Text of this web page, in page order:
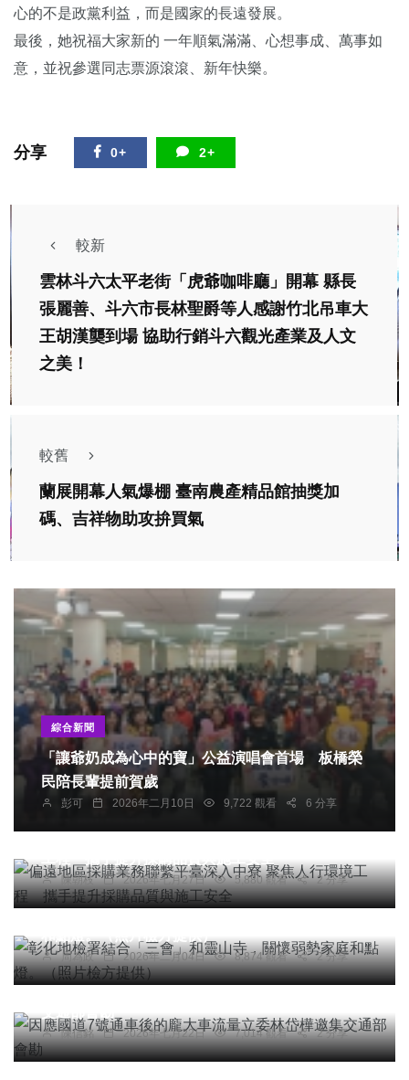
心的不是政黨利益，而是國家的長遠發展。
最後，她祝福大家新的 一年順氣滿滿、心想事成、萬事如
意，並祝參選同志票源滾滾、新年快樂。
分享 0+ 2+
較新
雲林斗六太平老街「虎爺咖啡廳」開幕 縣長
張麗善、斗六市長林聖爵等人感謝竹北吊車大
王胡漢龑到場 協助行銷斗六觀光產業及人文
之美！
較舊
蘭展開幕人氣爆棚 臺南農產精品館抽獎加
碼、吉祥物助攻拚買氣
綜合新聞
「讓爺奶成為心中的寶」公益演唱會首場 板橋榮
民陪長輩提前賀歲
彭可 2026年二月10日 9,722 觀看 6 分享
綜合新聞
偏遠地區採購業務聯繫平臺深入中寮 聚焦人行環境
陳朝枝 2026年七月27日 5,880 觀看 2 分享
社會 綜合新聞 健康 文教
彰化地檢署結合「三會」和靈山寺，關懷弱勢家庭
周為政 2026年二月04日 8,874 觀看 2 分享
綜合新聞
因應國道7號通車後的龐大車流量立委林岱樺邀集
陳信銘 2026年七月22日 7,014 觀看 2 分享